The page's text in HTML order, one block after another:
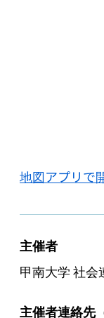
地図アプリで
主催者
甲南大学 社会
主催者連絡先